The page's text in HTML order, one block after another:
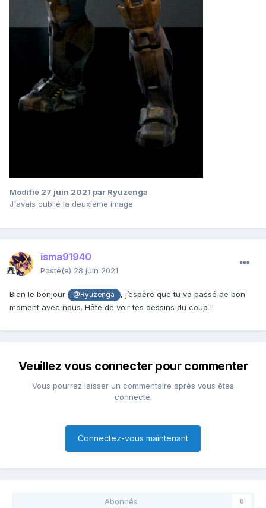
Modifié 27 juin 2021 par Ryuzenga
J'avais oublié la deuxième image
isma91940
Posté(e) 28 juin 2021
Bien le bonjour @Ryuzenga
, j’espère que tu va passé de bon
moment avec nous. Hâte de voir tes dessins du coup !!
Veuillez vous connecter pour commenter
Vous pourrez laisser un commentaire après vous êtes
connecté.
Connectez-vous maintenant
Abonnés 0